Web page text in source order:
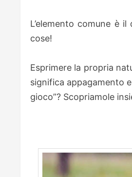
L’elemento comune è
cose!
Esprimere la propria
significa appagamento
gioco”? Scopriamole